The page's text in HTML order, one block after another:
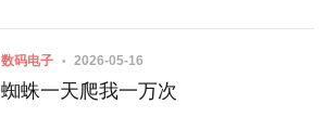
数码电子 2026-05-16
蜘蛛一天爬我一万次